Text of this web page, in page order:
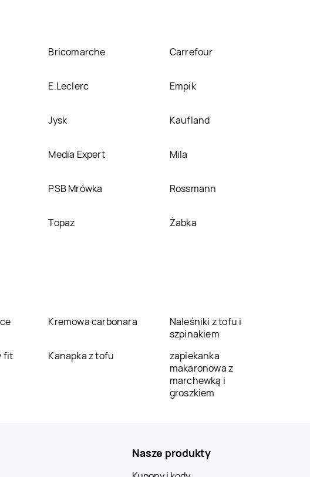
Bricomarche Carrefour
E.Leclerc Empik
Jysk Kaufland
Media Expert Mila
PSB Mrówka Rossmann
Topaz Żabka
Kremowa carbonara
Naleśniki z tofu i
szpinakiem
fit Kanapka z tofu
zapiekanka
makaronowa z
marchewką i
groszkiem
Nasze produkty